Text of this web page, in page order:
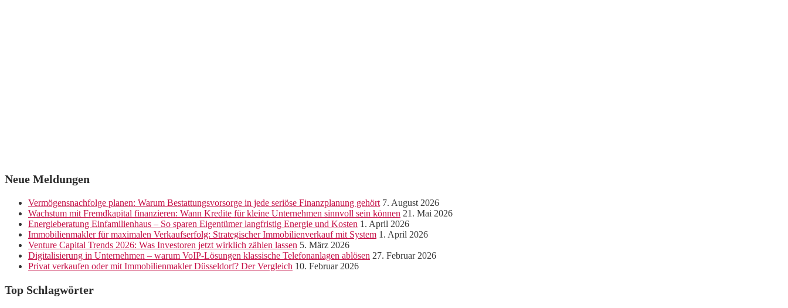
Neue Meldungen
Vermögensnachfolge planen: Warum Bestattungsvorsorge in jede seriöse Finanzplanung gehört 7. August 2026
Wachstum mit Fremdkapital finanzieren: Wann Kredite für kleine Unternehmen sinnvoll sein können 21. Mai 2026
Energieberatung Einfamilienhaus – So sparen Eigentümer langfristig Energie und Kosten 1. April 2026
Immobilienmakler für maximalen Verkaufserfolg: Strategischer Immobilienverkauf mit System 1. April 2026
Venture Capital Trends 2026: Was Investoren jetzt wirklich zählen lassen 5. März 2026
Digitalisierung in Unternehmen – warum VoIP-Lösungen klassische Telefonanlagen ablösen 27. Februar 2026
Privat verkaufen oder mit Immobilienmakler Düsseldorf? Der Vergleich 10. Februar 2026
Top Schlagwörter